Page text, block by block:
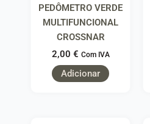
PEDÔMETRO VERDE
MULTIFUNCIONAL
CROSSNAR
2,00 € Com IVA
Adicionar